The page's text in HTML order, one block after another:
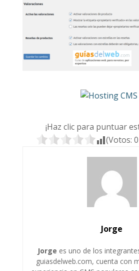
¡Haz clic para puntuar
(Votos:0
Jorge
Jorge es uno de los
guiasdelweb.com, cuenta con